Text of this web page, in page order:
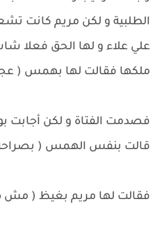
الطلبية و لكن مريم كانت
علي علاء و لها الحق فعلا
ملكها فقالت لها بهمس (
فصدمت الفتاة و لكن أجابت
قالت بنفس الهمس (
فقالت لها مريم بغيظ ( مش